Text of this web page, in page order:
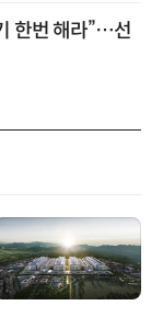
한번 해라”…선